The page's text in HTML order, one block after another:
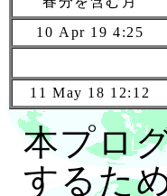
10 Apr 19 4:25
11 May 18 12:12
本プロ
するた